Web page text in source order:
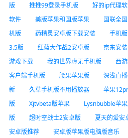
版
推推99登录手机版 好的ip代理
软件
美版苹果和国版苹果 国联全
机版
药精灵安卓版下载安装 手机
3.5版
红蓝大作战2安卓版 京东安
游戏下载
我的世界虚无手机版 西
客户端手机版
腰果苹果版 深浅直
新
久草手机版不用播放器 苹果
版
Xjtvbeta版苹果 Lysnbubble苹
版
超时空战士2安卓版 夏天的爱安
安卓版推荐
安卓版苹果版电脑版音乐